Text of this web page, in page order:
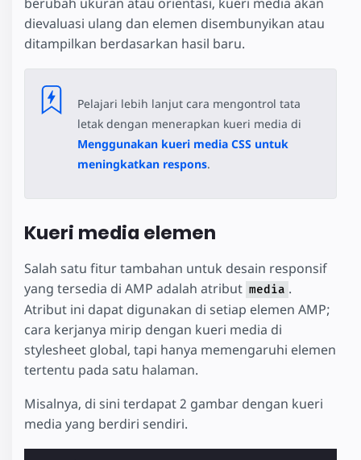
dievaluasi ulang dan elemen disembunyikan atau
ditampilkan berdasarkan hasil baru.
Pelajari lebih lanjut cara mengontrol tata
letak dengan menerapkan kueri media di
Menggunakan kueri media CSS untuk
meningkatkan respons.
Kueri media elemen
Salah satu fitur tambahan untuk desain responsif
yang tersedia di AMP adalah atribut media .
Atribut ini dapat digunakan di setiap elemen AMP;
cara kerjanya mirip dengan kueri media di
stylesheet global, tapi hanya memengaruhi elemen
tertentu pada satu halaman.
Misalnya, di sini terdapat 2 gambar dengan kueri
media yang berdiri sendiri.